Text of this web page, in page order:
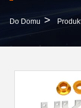
Do Domu >